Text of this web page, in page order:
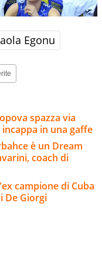
Egonu
spazza via
in una gaffe
è un Dream
coach di
campione di Cuba
De Giorgi